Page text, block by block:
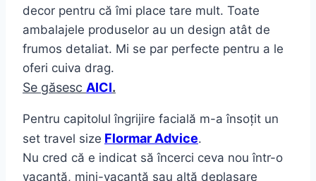
decor pentru că îmi place tare mult. Toate
ambalajele produselor au un design atât de
frumos detaliat. Mi se par perfecte pentru a le
oferi cuiva drag.
Se găsesc AICI.
Pentru capitolul îngrijire facială m-a însoțit un
set travel size Flormar Advice.
Nu cred că e indicat să încerci ceva nou într-o
vacanță, mini-vacanță sau altă deplasare